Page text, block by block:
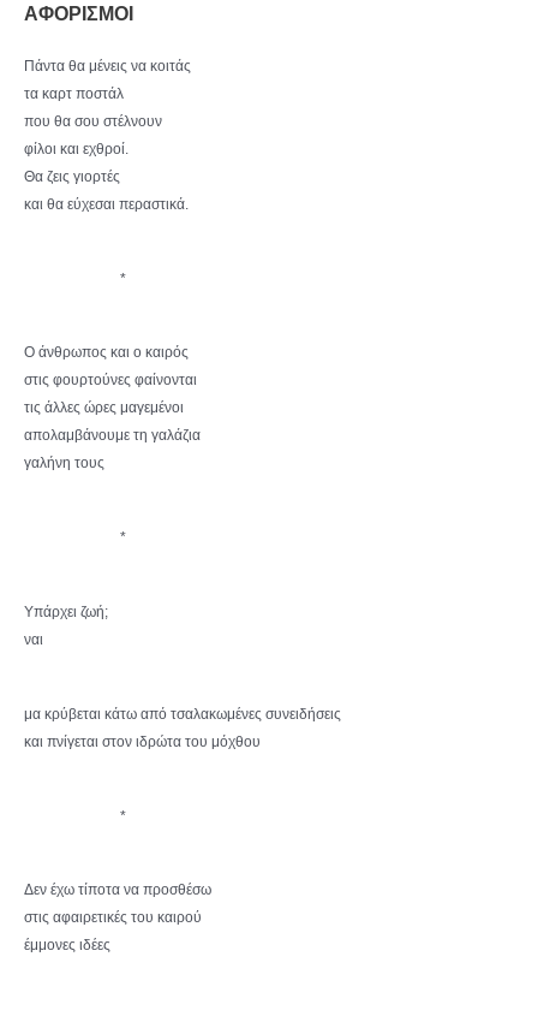
ΑΦΟΡΙΣΜΟΙ
Πάντα θα μένεις να κοιτάς
τα καρτ ποστάλ
που θα σου στέλνουν
φίλοι και εχθροί.
Θα ζεις γιορτές
και θα εύχεσαι περαστικά.
*
Ο άνθρωπος και ο καιρός
στις φουρτούνες φαίνονται
τις άλλες ώρες μαγεμένοι
απολαμβάνουμε τη γαλάζια
γαλήνη τους
*
Υπάρχει ζωή;
ναι
μα κρύβεται κάτω από τσαλακωμένες συνειδήσεις
και πνίγεται στον ιδρώτα του μόχθου
*
Δεν έχω τίποτα να προσθέσω
στις αφαιρετικές του καιρού
έμμονες ιδέες